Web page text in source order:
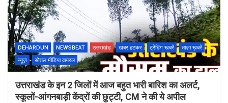
DEHARDUN NEWSBEAT उत्तराखंड खबर हटकर ट्रेंडिंग खबरें
ताज़ा ख़बरें
न्यूज़
सोशल मीडिया वायरल
उत्तराखंड के इन 2 जिलों में आज बहुत भारी बारिश का अलर्ट,
स्कूलों-आंगनबाड़ी केंद्रों की छुट्टी, CM ने की ये अपील